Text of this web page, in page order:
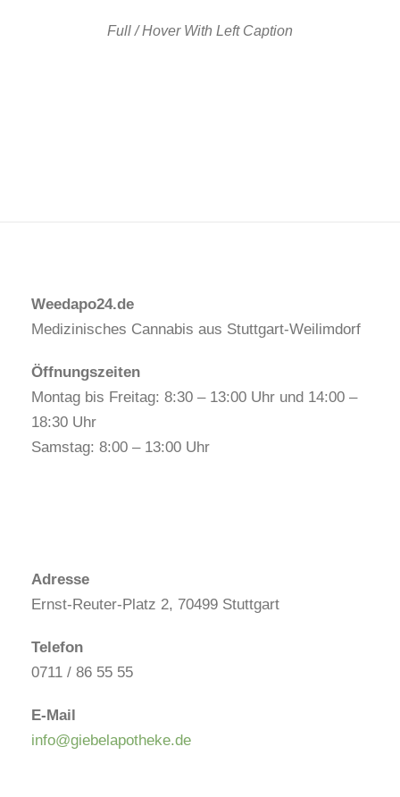
Full / Hover With Left Caption
Weedapo24.de
Medizinisches Cannabis aus Stuttgart-Weilimdorf
Öffnungszeiten
Montag bis Freitag: 8:30 – 13:00 Uhr und 14:00 –
18:30 Uhr
Samstag: 8:00 – 13:00 Uhr
Adresse
Ernst-Reuter-Platz 2, 70499 Stuttgart
Telefon
0711 / 86 55 55
E-Mail
info@giebelapotheke.de